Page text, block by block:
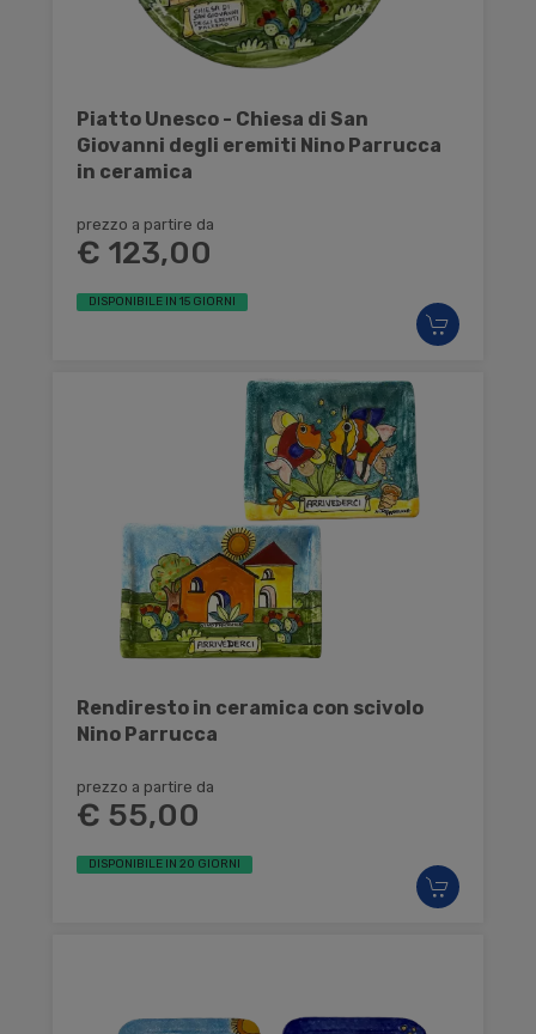
Piatto Unesco - Chiesa di San
Giovanni degli eremiti Nino Parrucca
in ceramica
prezzo a partire da
€ 123,00
DISPONIBILE IN 15 GIORNI
Rendiresto in ceramica con scivolo
Nino Parrucca
prezzo a partire da
€ 55,00
DISPONIBILE IN 20 GIORNI